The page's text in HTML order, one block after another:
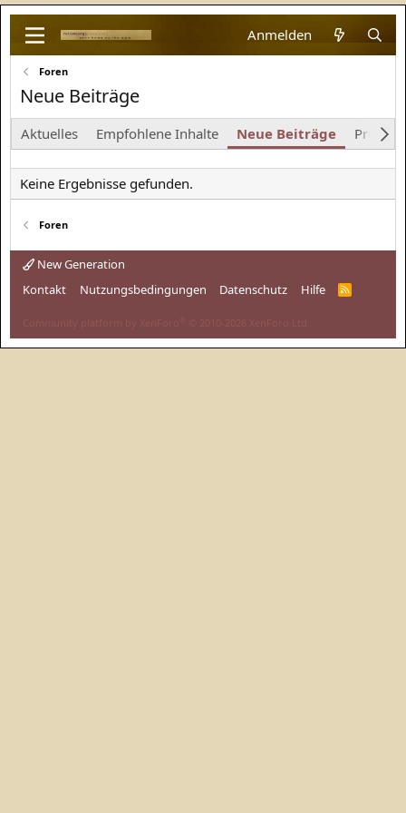
Anmelden
Foren
Neue Beiträge
Aktuelles Empfohlene Inhalte Neue Beiträge
Keine Ergebnisse gefunden.
Foren
New Generation
Kontakt
Nutzungsbedingungen Datenschutz Hilfe
R
Community platform by XenForo © 2010-2026 XenForo Ltd.